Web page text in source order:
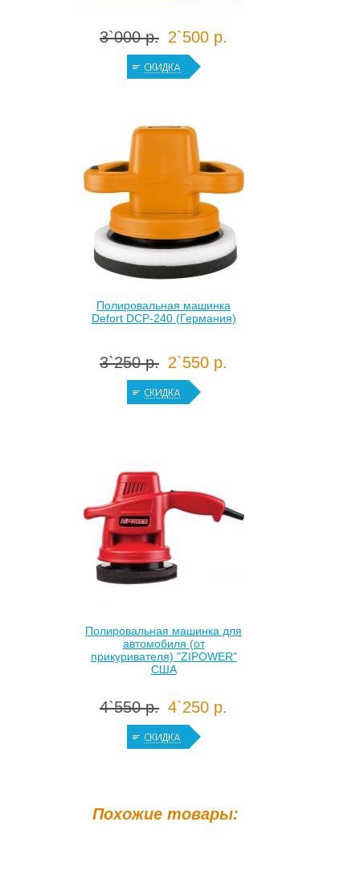
Похожие товары:
3`000 р. 2`500 р.
Полировальная машинка
Defort DCP-240 (Германия)
3`250 р. 2`550 р.
Полировальная машинка для
автомобиля (от
прикуривателя) "ZIPOWER"
США
4`550 р. 4`250 р.